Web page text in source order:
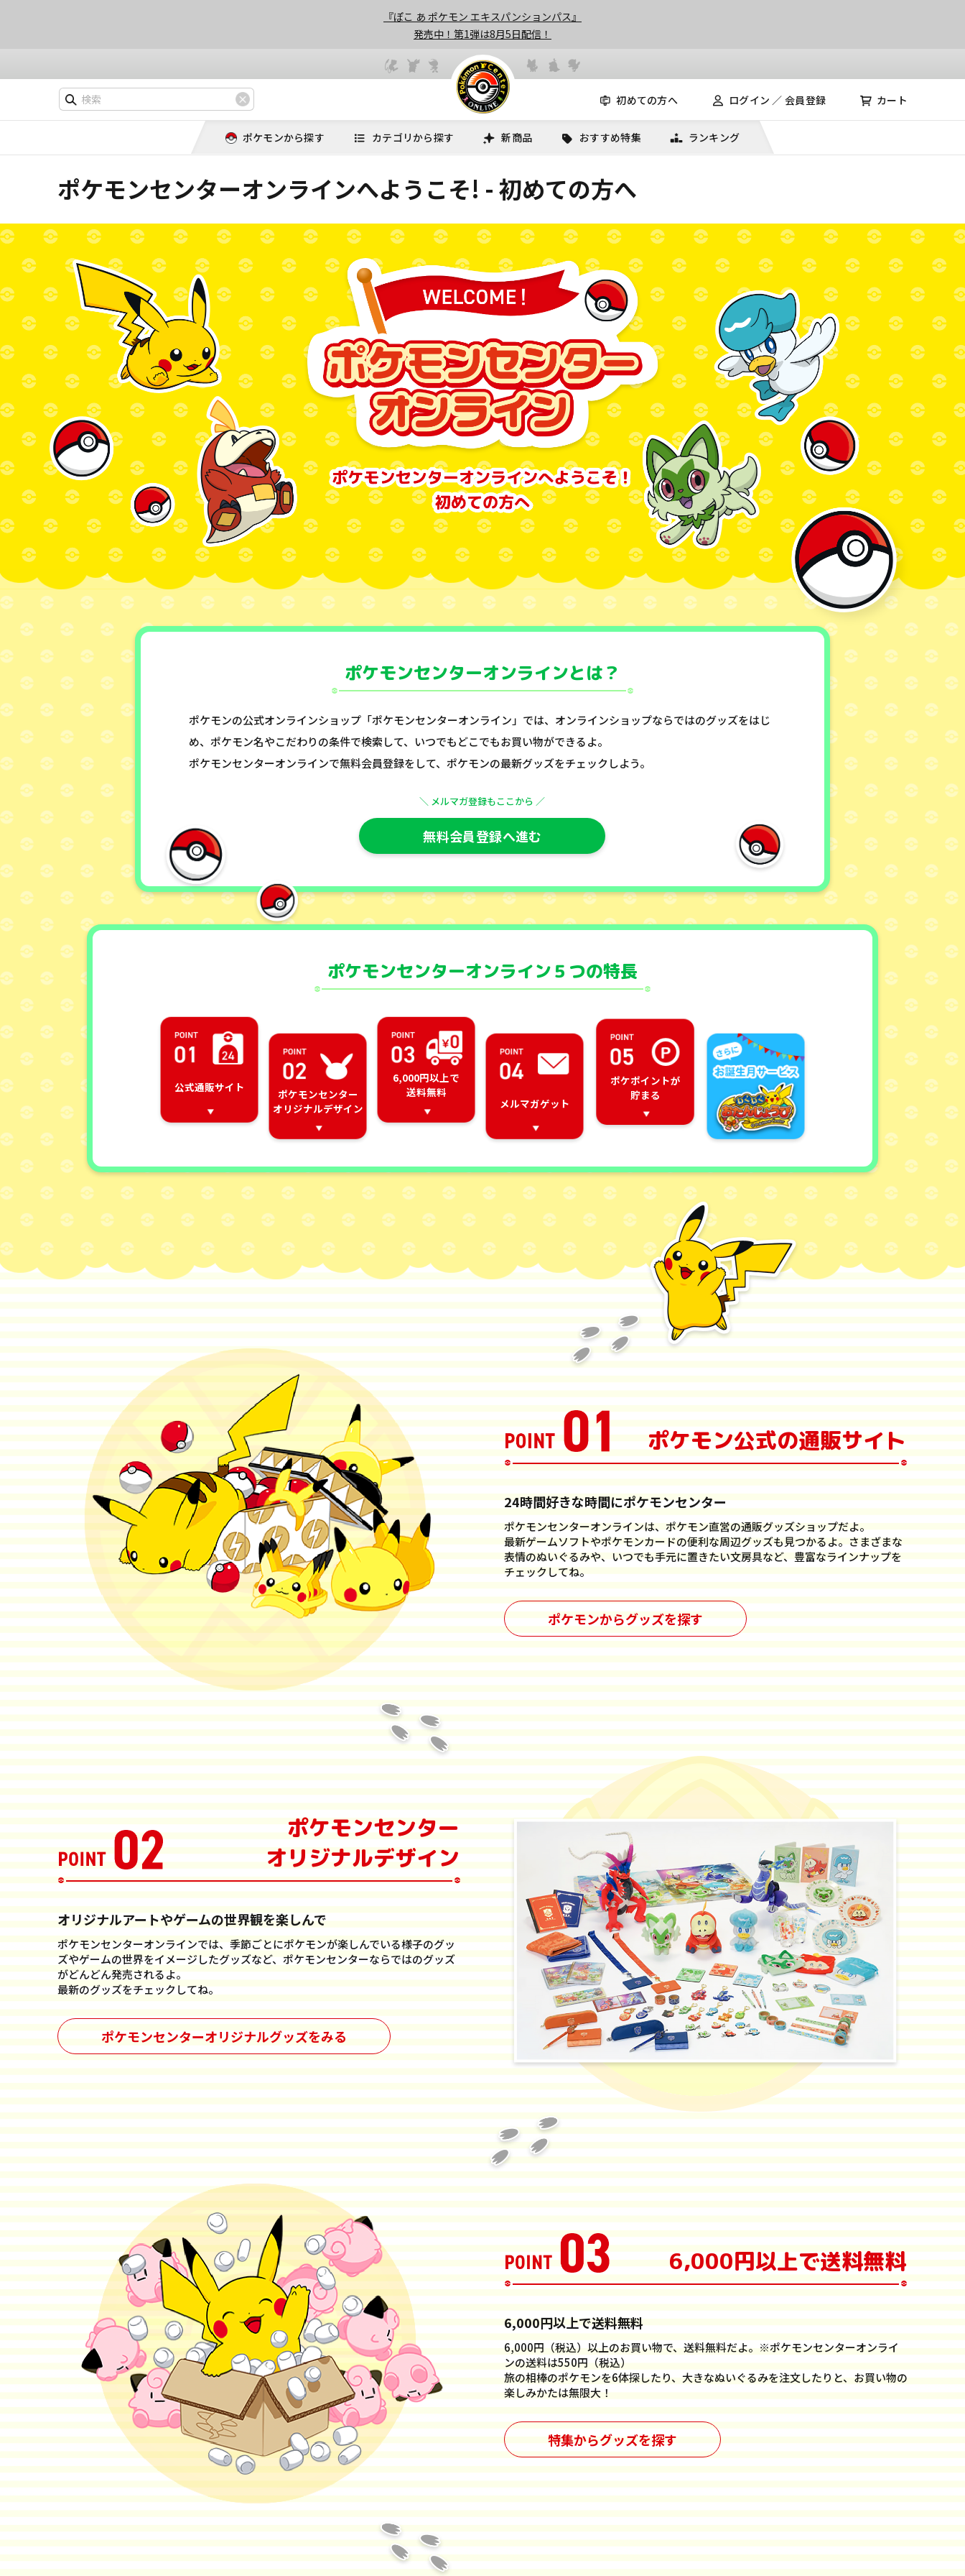
『ぽこ あ ポケモン エキスパンションパス』
発売中！第1弾は8月5日配信！
初めての方へ ログイン ／ 会員登録 カート
ポケモンから探す カテゴリから探す 新商品 おすすめ特集 ランキング
ポケモンセンターオンラインへようこそ! - 初めての方へ
ポケモンセンターオンラインとは？
ポケモンの公式オンラインショップ「ポケモンセンターオンライン」では、オンラインショップならではのグッズをはじ
め、ポケモン名やこだわりの条件で検索して、いつでもどこでもお買い物ができるよ。
ポケモンセンターオンラインで無料会員登録をして、ポケモンの最新グッズをチェックしよう。
＼ メルマガ登録もここから ／
無料会員登録へ進む
ポケモンセンターオンライン５つの特長
公式通販サイト
ポケモンセンター
オリジナルデザイン
6,000円以上で
送料無料
メルマガゲット
ポケポイントが
貯まる
ポケモン公式の通販サイト
24時間好きな時間にポケモンセンター
ポケモンセンターオンラインは、ポケモン直営の通販グッズショップだよ。
最新ゲームソフトやポケモンカードの便利な周辺グッズも見つかるよ。さまざまな
表情のぬいぐるみや、いつでも手元に置きたい文房具など、豊富なラインナップを
チェックしてね。
ポケモンからグッズを探す
ポケモンセンター
オリジナルデザイン
オリジナルアートやゲームの世界観を楽しんで
ポケモンセンターオンラインでは、季節ごとにポケモンが楽しんでいる様子のグッ
ズやゲームの世界をイメージしたグッズなど、ポケモンセンターならではのグッズ
がどんどん発売されるよ。
最新のグッズをチェックしてね。
ポケモンセンターオリジナルグッズをみる
6,000円以上で送料無料
6,000円以上で送料無料
6,000円（税込）以上のお買い物で、送料無料だよ。※ポケモンセンターオンライ
ンの送料は550円（税込）
旅の相棒のポケモンを6体探したり、大きなぬいぐるみを注文したりと、お買い物の
楽しみかたは無限大！
特集からグッズを探す